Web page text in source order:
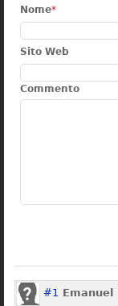
Nome*
Sito Web
Commento
#1 Emanuel